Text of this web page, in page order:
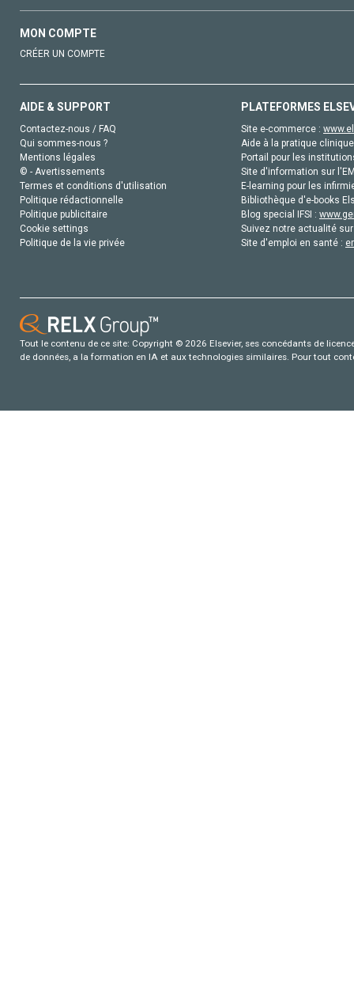
MON COMPTE
CRÉER UN COMPTE
AIDE & SUPPORT
Contactez-nous / FAQ
Qui sommes-nous ?
Mentions légales
© - Avertissements
Termes et conditions d'utilisation
Politique rédactionnelle
Politique publicitaire
Cookie settings
Politique de la vie privée
PLATEFORMES
Site e-commerce :
Aide à la pratique
Portail pour les
Site d'information sur
E-learning pour les
Bibliothèque d'e-books
Blog special IFSI :
Suivez notre actualité
Site d'emploi en santé :
Tout le contenu de ce site: Copyright © 2026 Elsevier, ses concédants de
de données, a la formation en IA et aux technologies similaires. Pour tout